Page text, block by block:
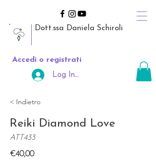
Dott.ssa Daniela Schiroli
Accedi o registrati
Log In Area Riservata
< Indietro
Reiki Diamond Love
ATT433
€40,00